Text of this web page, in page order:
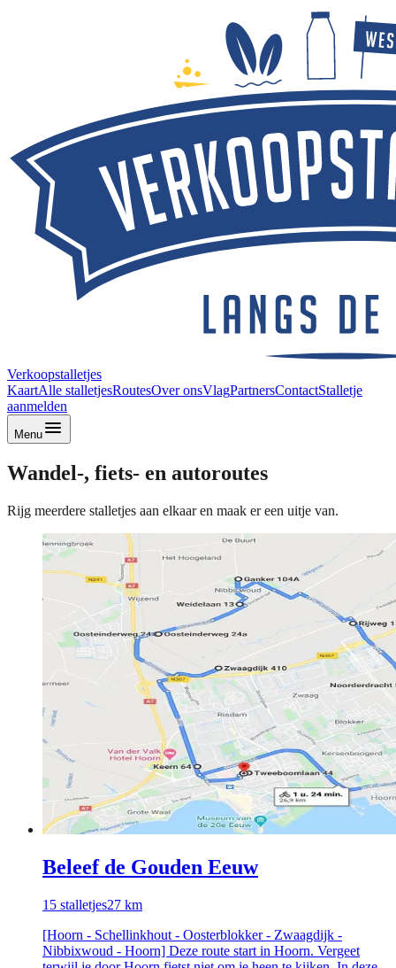
Verkoopstalletjes
KaartAlle stalletjesRoutesOver onsVlagPartnersContactStalletje
aanmelden
Menu
Wandel-, fiets- en autoroutes
Rijg meerdere stalletjes aan elkaar en maak er een uitje van.
Beleef de Gouden Eeuw
15 stalletjes27 km
[Hoorn - Schellinkhout - Oosterblokker - Zwaagdijk -
Nibbixwoud - Hoorn] Deze route start in Hoorn. Vergeet